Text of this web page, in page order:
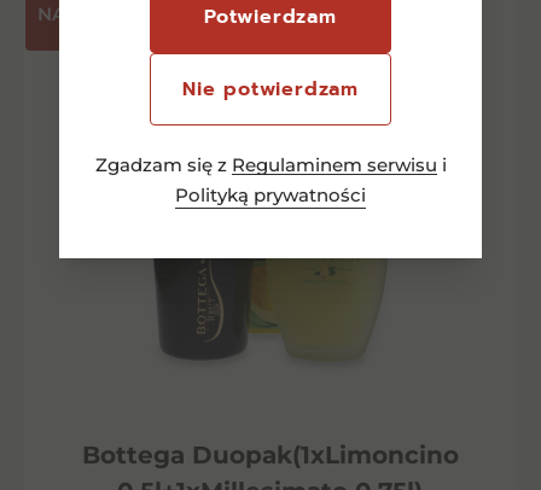
Potwierdzam
Nie potwierdzam
Zgadzam się z Regulaminem serwisu i
Polityką prywatności
NASZA PROPOZYCJA
Bottega Duopak(1xLimoncino